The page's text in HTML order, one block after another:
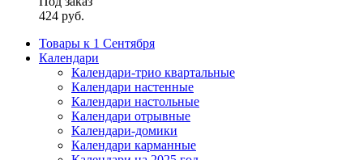
424 руб.
Товары к 1 Сентября
Календари
Календари-трио квартальные
Календари настенные
Календари настольные
Календари отрывные
Календари-домики
Календари карманные